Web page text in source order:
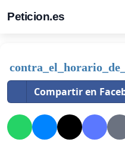
Peticion.es
Compartir en